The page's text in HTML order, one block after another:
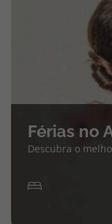
Férias no
Descubra o